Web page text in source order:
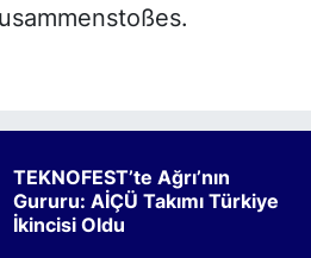
TEKNOFEST’te Ağrı’nın
Gururu: AİÇÜ Takımı Türkiye
İkincisi Oldu